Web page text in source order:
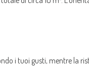
i tuoi gusti, mentre la